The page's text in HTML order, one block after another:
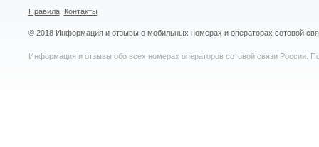
Правила Контакты
© 2018 Информация и отзывы о мобильных номерах и операторах сотовой
Информация и отзывы обо всех номерах операторов сотовой связи России.